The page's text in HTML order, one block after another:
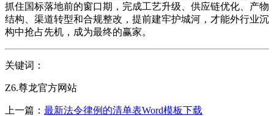
抓住国标落地前的窗口期，完成工艺升级、供应链优化、产物
结构、渠道转型和合规整改，提前建牢护城河，才能外行业沉
构中抢占先机，成为最终的赢家。
关键词：
Z6.尊龙官方网站
上一篇： 最新法令律例的清单表Word模板下载